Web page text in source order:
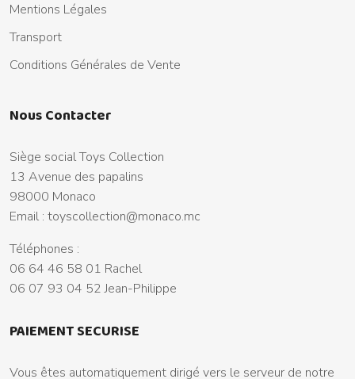
Mentions Légales
Transport
Conditions Générales de Vente
Nous Contacter
Siège social Toys Collection
13 Avenue des papalins
98000 Monaco
Email : toyscollection@monaco.mc
Téléphones :
06 64 46 58 01 Rachel
06 07 93 04 52 Jean-Philippe
PAIEMENT SECURISE
Vous êtes automatiquement dirigé vers le serveur de notre